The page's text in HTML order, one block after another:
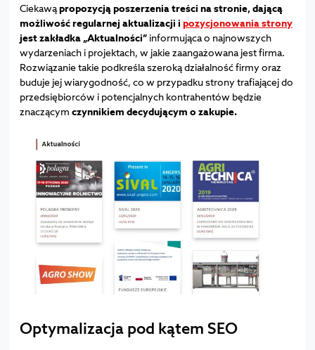
Ciekawąpropozycją poszerzenia treści na stronie, dającą
możliwość regularnej aktualizacji i pozycjonowania strony
jest zakładka „Aktualności”informująca o najnowszych
wydarzeniach i projektach, w jakie zaangażowana jest firma.
Rozwiązanie takie podkreśla szeroką działalność firmy oraz
buduje jej wiarygodność, co w przypadku strony trafiającej do
przedsiębiorców i potencjalnych kontrahentów będzie
znaczącym czynnikiem decydującym o zakupie.
Optymalizacja pod kątem SEO